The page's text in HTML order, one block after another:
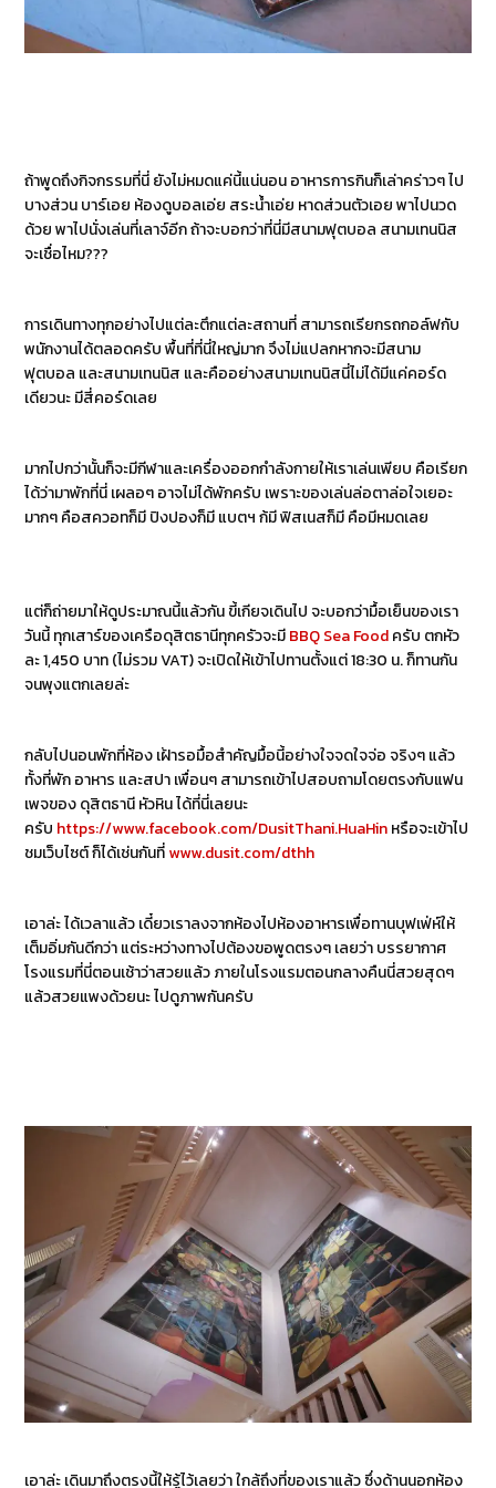
ถ้าพูดถึงกิจกรรมที่นี่ ยังไม่หมดแค่นี้แน่นอน อาหารการกินก็เล่าคร่าวๆ ไป
บางส่วน บาร์เอย ห้องดูบอลเอ่ย สระน้ำเอ่ย หาดส่วนตัวเอย พาไปนวด
ด้วย พาไปนั่งเล่นที่เลาจ์อีก ถ้าจะบอกว่าที่นี่มีสนามฟุตบอล สนามเทนนิส
จะเชื่อไหม???
การเดินทางทุกอย่างไปแต่ละตึกแต่ละสถานที่ สามารถเรียกรถกอล์ฟกับ
พนักงานได้ตลอดครับ พื้นที่ที่นี่ใหญ่มาก จึงไม่แปลกหากจะมีสนาม
ฟุตบอล และสนามเทนนิส และคืออย่างสนามเทนนิสนี่ไม่ได้มีแค่คอร์ด
เดียวนะ มีสี่คอร์ดเลย
มากไปกว่านั้นก็จะมีกีฬาและเครื่องออกกำลังกายให้เราเล่นเพียบ คือเรียก
ได้ว่ามาพักที่นี่ เผลอๆ อาจไม่ได้พักครับ เพราะของเล่นล่อตาล่อใจเยอะ
มากๆ คือสควอทก็มี ปิงปองก็มี แบตฯ ก้มี ฟิสเนสก็มี คือมีหมดเลย
แต่ก็ถ่ายมาให้ดูประมาณนี้แล้วกัน ขี้เกียจเดินไป จะบอกว่ามื้อเย็นของเรา
วันนี้ ทุกเสาร์ของเครือดุสิตธานีทุกครัวจะมีBBQ Sea Foodครับ ตกหัว
ละ 1,450 บาท (ไม่รวม VAT) จะเปิดให้เข้าไปทานตั้งแต่ 18:30 น. ก็ทานกัน
จนพุงแตกเลยล่ะ
กลับไปนอนพักที่ห้อง เฝ้ารอมื้อสำคัญมื้อนี้อย่างใจจดใจจ่อ จริงๆ แล้ว
ทั้งที่พัก อาหาร และสปา เพื่อนๆ สามารถเข้าไปสอบถามโดยตรงกับแฟน
เพจของ ดุสิตธานี หัวหิน ได้ที่นี่เลยนะ
ครับ https://www.facebook.com/DusitThani.HuaHinหรือจะเข้าไป
ชมเว็บไซต์ ก็ได้เช่นกันที่www.dusit.com/dthh
เอาล่ะ ได้เวลาแล้ว เดี๋ยวเราลงจากห้องไปห้องอาหารเพื่อทานบุฟเฟ่ห์ให้
เต็มอิ่มกันดีกว่า แต่ระหว่างทางไปต้องขอพูดตรงๆ เลยว่า บรรยากาศ
โรงแรมที่นี่ตอนเช้าว่าสวยแล้ว ภายในโรงแรมตอนกลางคืนนี่สวยสุดๆ
แล้วสวยแพงด้วยนะ ไปดูภาพกันครับ
เอาล่ะ เดินมาถึงตรงนี้ให้รู้ไว้เลยว่า ใกล้ถึงที่ของเราแล้ว ซึ่งด้านนอกห้อง